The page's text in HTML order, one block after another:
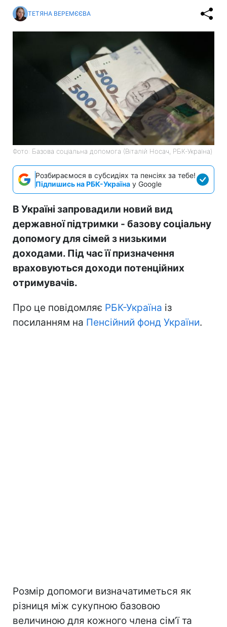
ТЕТЯНА ВЕРЕМЄЄВА
Фото: Базова соціальна допомога (Віталій Носач, РБК-Україна)
Розбираємося в субсидіях та пенсіях за тебе!
Підпишись на РБК-Україна у Google
В Україні запровадили новий вид
державної підтримки - базову соціальну
допомогу для сімей з низькими
доходами. Під час її призначення
враховуються доходи потенційних
отримувачів.
Про це повідомляє РБК-Україна із
посиланням на Пенсійний фонд України.
Розмір допомоги визначатиметься як
різниця між сукупною базовою
величиною для кожного члена сім’ї та